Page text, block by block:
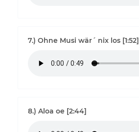
7.) Ohne Musi wär´ nix los [1:52]
8.) Aloa oe [2:44]